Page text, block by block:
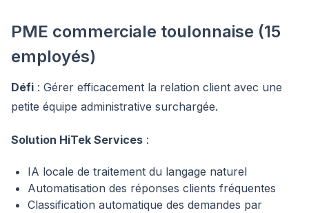
PME commerciale toulonnaise (15
employés)
Défi : Gérer efficacement la relation client avec une
petite équipe administrative surchargée.
Solution HiTek Services :
IA locale de traitement du langage naturel
Automatisation des réponses clients fréquentes
Classification automatique des demandes par